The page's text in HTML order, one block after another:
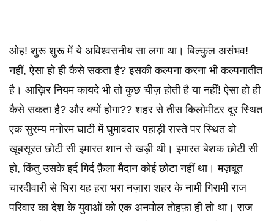
ओह! शुरू शुरू में ये अविश्वसनीय सा लगा था। बिल्कुल असंभव!
नहीं, ऐसा हो ही कैसे सकता है? इसकी कल्पना करना भी कल्पनातीत
है। आख़िर नियम कायदे भी तो कुछ चीज़ होती है या नहीं! ऐसा हो ही
कैसे सकता है? और क्यों होगा?? शहर से तीस किलोमीटर दूर स्थित
एक सुरम्य मनोरम घाटी में घुमावदार पहाड़ी रास्ते पर स्थित वो
खूबसूरत छोटी सी इमारत शान से खड़ी थी। इमारत बेशक छोटी सी
हो, किंतु उसके इर्द गिर्द फ़ैला मैदान कोई छोटा नहीं था। मज़बूत
चारदीवारी से घिरा यह हरा भरा नज़ारा शहर के नामी गिरामी राज
परिवार का देश के युवाओं को एक अनमोल तोहफ़ा ही तो था। राज